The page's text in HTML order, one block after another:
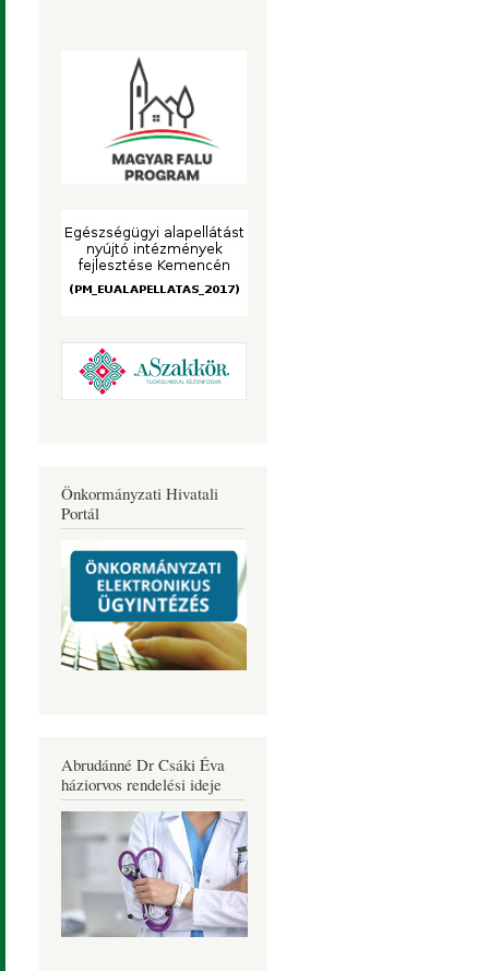
Önkormányzati Hivatali
Portál
Abrudánné Dr Csáki Éva
háziorvos rendelési ideje